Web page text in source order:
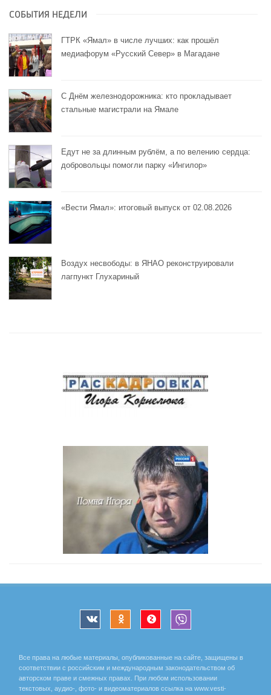
СОБЫТИЯ НЕДЕЛИ
ГТРК «Ямал» в числе лучших: как прошёл
медиафорум «Русский Север» в Магадане
С Днём железнодорожника: кто прокладывает
стальные магистрали на Ямале
Едут не за длинным рублём, а по велению сердца:
добровольцы помогли парку «Ингилор»
«Вести Ямал»: итоговый выпуск от 02.08.2026
Воздух несвободы: в ЯНАО реконструировали
лагпункт Глухариный
Все права на любые материалы, опубликованные на сайте, защищены в
соответствии с российским и международным законодательством об
авторском праве и смежных правах. При любом использовании
текстовых, аудио-, фото- и видеоматериалов ссылка на www.vesti-